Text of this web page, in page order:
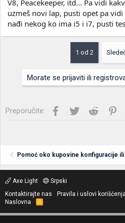
V8, Peacekeeper, itd... Pa vidi
uzmeš novi lap, pusti opet pa
nađi nekog ko ima i5 i i7, pusti
1 od 2
Morate se prijaviti ili
Preporučite: Facebook
Twitter Reddit
Pomoć oko kupovine konfiguracije ili
Axe Light
Srpski
Kontaktirajte nas
Pravila i uslovi korišćenja
Naslovna
R
S